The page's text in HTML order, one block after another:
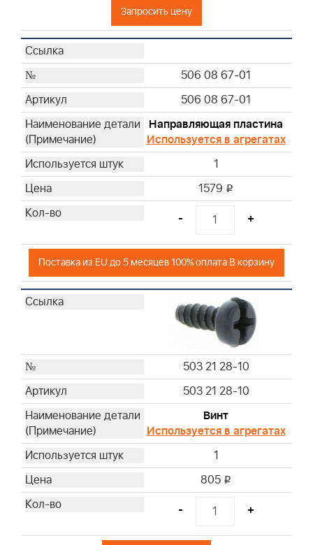
Запросить цену
506 08 67-01
506 08 67-01
Направляющая пластина
Используется в агрегатах
1
1579 i
- +
Поставка из EU до 5 месяцев 100% оплата В корзину
503 21 28-10
503 21 28-10
Винт
Используется в агрегатах
1
805 i
- +